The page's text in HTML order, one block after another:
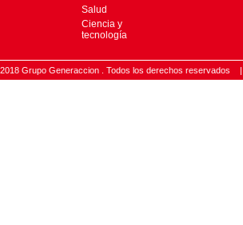
Salud
Ciencia y
tecnología
2018 Grupo Generaccion . Todos los derechos reservados |